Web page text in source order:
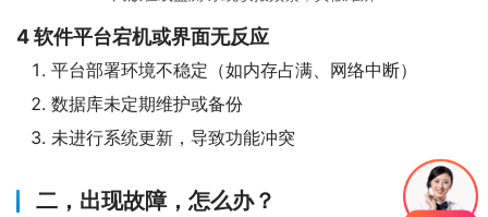
4软件平台宕机或界面无反应
平台部署环境不稳定（如内存占满、网络中断）
数据库未定期维护或备份
未进行系统更新，导致功能冲突
二， 出现故障，怎么办？